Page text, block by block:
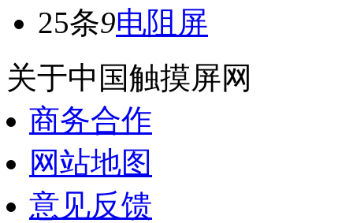
25条9电阻屏
关于中国触摸屏网
商务合作
网站地图
意见反馈